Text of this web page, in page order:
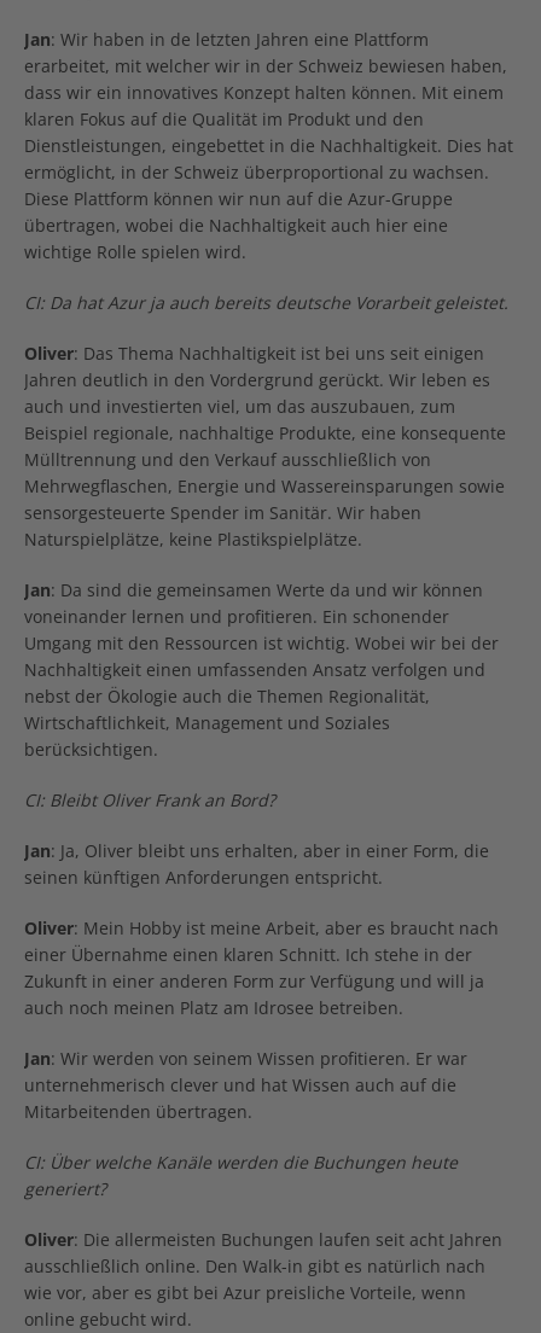
Jan: Wir haben in de letzten Jahren eine Plattform
erarbeitet, mit welcher wir in der Schweiz bewiesen haben,
dass wir ein innovatives Konzept halten können. Mit einem
klaren Fokus auf die Qualität im Produkt und den
Dienstleistungen, eingebettet in die Nachhaltigkeit. Dies hat
ermöglicht, in der Schweiz überproportional zu wachsen.
Diese Plattform können wir nun auf die Azur-Gruppe
übertragen, wobei die Nachhaltigkeit auch hier eine
wichtige Rolle spielen wird.
CI: Da hat Azur ja auch bereits deutsche Vorarbeit geleistet.
Oliver: Das Thema Nachhaltigkeit ist bei uns seit einigen
Jahren deutlich in den Vordergrund gerückt. Wir leben es
auch und investierten viel, um das auszubauen, zum
Beispiel regionale, nachhaltige Produkte, eine konsequente
Mülltrennung und den Verkauf ausschließlich von
Mehrwegflaschen, Energie und Wassereinsparungen sowie
sensorgesteuerte Spender im Sanitär. Wir haben
Naturspielplätze, keine Plastikspielplätze.
Jan: Da sind die gemeinsamen Werte da und wir können
voneinander lernen und profitieren. Ein schonender
Umgang mit den Ressourcen ist wichtig. Wobei wir bei der
Nachhaltigkeit einen umfassenden Ansatz verfolgen und
nebst der Ökologie auch die Themen Regionalität,
Wirtschaftlichkeit, Management und Soziales
berücksichtigen.
CI: Bleibt Oliver Frank an Bord?
Jan: Ja, Oliver bleibt uns erhalten, aber in einer Form, die
seinen künftigen Anforderungen entspricht.
Oliver: Mein Hobby ist meine Arbeit, aber es braucht nach
einer Übernahme einen klaren Schnitt. Ich stehe in der
Zukunft in einer anderen Form zur Verfügung und will ja
auch noch meinen Platz am Idrosee betreiben.
Jan: Wir werden von seinem Wissen profitieren. Er war
unternehmerisch clever und hat Wissen auch auf die
Mitarbeitenden übertragen.
CI: Über welche Kanäle werden die Buchungen heute
generiert?
Oliver: Die allermeisten Buchungen laufen seit acht Jahren
ausschließlich online. Den Walk-in gibt es natürlich nach
wie vor, aber es gibt bei Azur preisliche Vorteile, wenn
online gebucht wird.